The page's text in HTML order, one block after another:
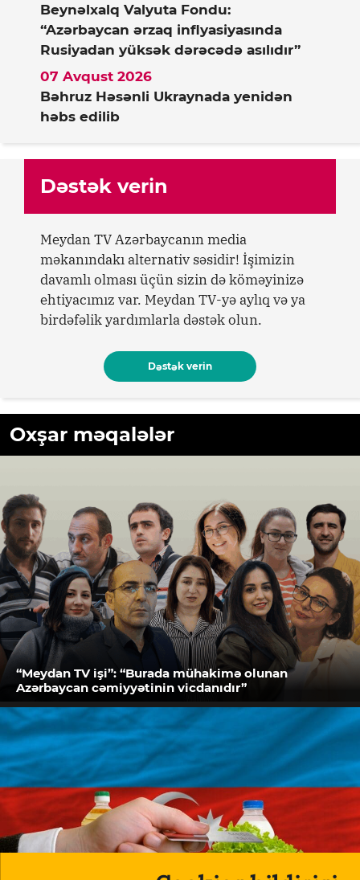
Beynəlxalq Valyuta Fondu:
“Azərbaycan ərzaq inflyasiyasında
Rusiyadan yüksək dərəcədə asılıdır”
Bəhruz Həsənli Ukraynada yenidən
həbs edilib
07 Avqust 2026
Dəstək verin
Meydan TV Azərbaycanın media
məkanındakı alternativ səsidir! İşimizin
davamlı olması üçün sizin də köməyinizə
ehtiyacımız var. Meydan TV-yə aylıq və ya
birdəfəlik yardımlarla dəstək olun.
Dəstək verin
Oxşar məqalələr
“Meydan TV işi”: “Burada mühakimə olunan
Azərbaycan cəmiyyətinin vicdanıdır”